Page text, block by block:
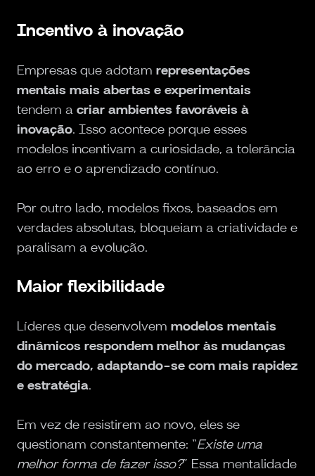
Incentivo à inovação
Empresas que adotam representações
mentais mais abertas e experimentais
tendem a criar ambientes favoráveis à
inovação. Isso acontece porque esses
modelos incentivam a curiosidade, a tolerância
ao erro e o aprendizado contínuo.
Por outro lado, modelos fixos, baseados em
verdades absolutas, bloqueiam a criatividade e
paralisam a evolução.
Maior flexibilidade
Líderes que desenvolvem modelos mentais
dinâmicos respondem melhor às mudanças
do mercado, adaptando-se com mais rapidez
e estratégia.
Em vez de resistirem ao novo, eles se
questionam constantemente: “Existe uma
melhor forma de fazer isso?” Essa mentalidade